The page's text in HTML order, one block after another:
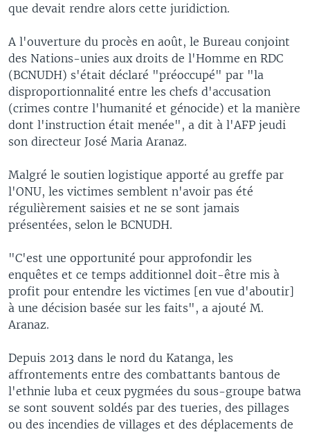
que devait rendre alors cette juridiction.
A l'ouverture du procès en août, le Bureau conjoint
des Nations-unies aux droits de l'Homme en RDC
(BCNUDH) s'était déclaré "préoccupé" par "la
disproportionnalité entre les chefs d'accusation
(crimes contre l'humanité et génocide) et la manière
dont l'instruction était menée", a dit à l'AFP jeudi
son directeur José Maria Aranaz.
Malgré le soutien logistique apporté au greffe par
l'ONU, les victimes semblent n'avoir pas été
régulièrement saisies et ne se sont jamais
présentées, selon le BCNUDH.
"C'est une opportunité pour approfondir les
enquêtes et ce temps additionnel doit-être mis à
profit pour entendre les victimes [en vue d'aboutir]
à une décision basée sur les faits", a ajouté M.
Aranaz.
Depuis 2013 dans le nord du Katanga, les
affrontements entre des combattants bantous de
l'ethnie luba et ceux pygmées du sous-groupe batwa
se sont souvent soldés par des tueries, des pillages
ou des incendies de villages et des déplacements de